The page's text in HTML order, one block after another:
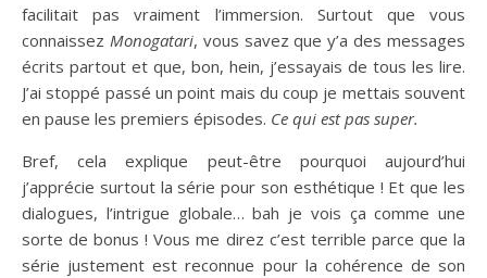
facilitait pas vraiment l’immersion. Surtout que vous
connaissez Monogatari, vous savez que y’a des messages
écrits partout et que, bon, hein, j’essayais de tous les lire.
J’ai stoppé passé un point mais du coup je mettais souvent
en pause les premiers épisodes. Ce qui est pas super.
Bref, cela explique peut-être pourquoi aujourd’hui
j’apprécie surtout la série pour son esthétique ! Et que les
dialogues, l’intrigue globale… bah je vois ça comme une
sorte de bonus ! Vous me direz c’est terrible parce que la
série justement est reconnue pour la cohérence de son